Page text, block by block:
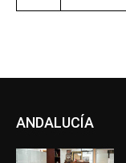
ANDALUCÍA